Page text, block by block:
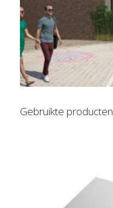
Gebruikte producten